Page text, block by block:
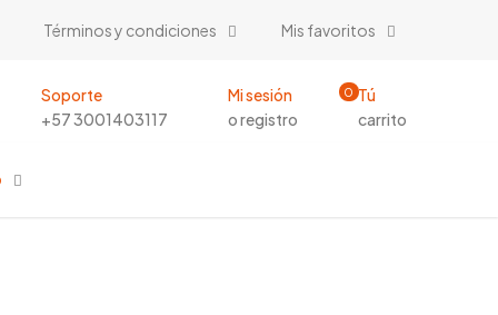
Términos y condiciones Mis favoritos
Soporte
+57 3001403117
Mi sesión
o registro
0 Tú
carrito